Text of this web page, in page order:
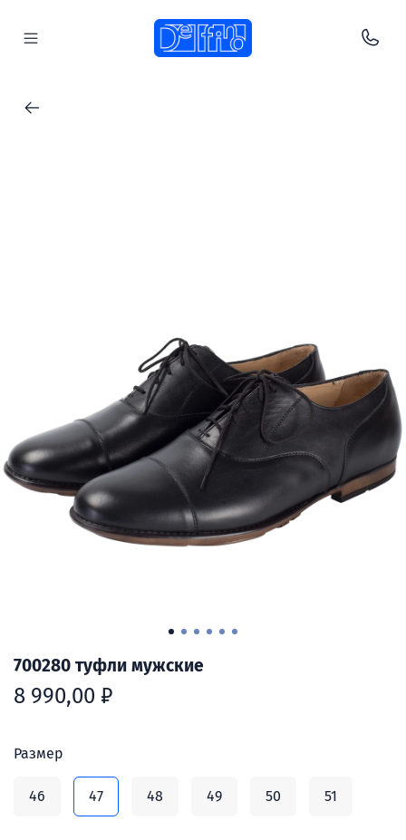
700280 туфли мужские
8 990,00 ₽
Размер
46 47 48 49 50 51